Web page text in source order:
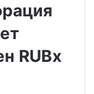
RUBx